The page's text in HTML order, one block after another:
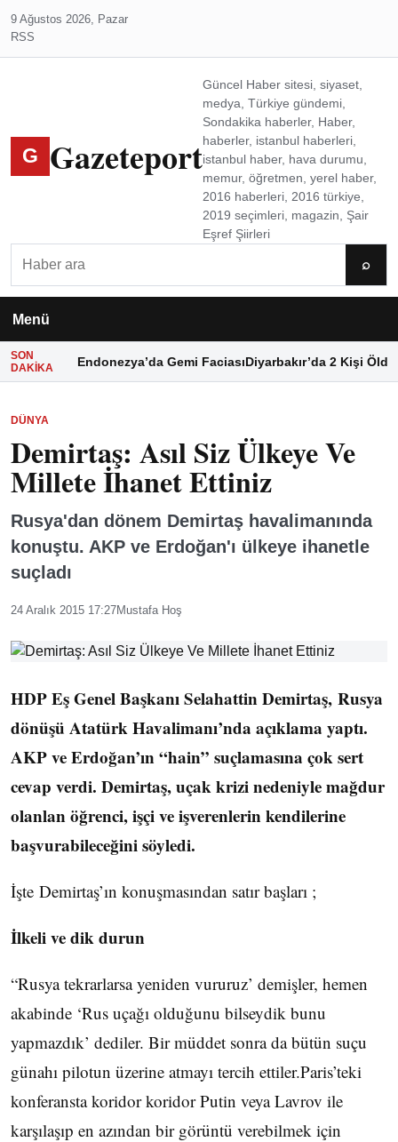
9 Ağustos 2026, Pazar
RSS
G Gazeteport
Güncel Haber sitesi, siyaset,
medya, Türkiye gündemi,
Sondakika haberler, Haber,
haberler, istanbul haberleri,
istanbul haber, hava durumu,
memur, öğretmen, yerel haber,
2016 haberleri, 2016 türkiye,
2019 seçimleri, magazin, Şair
Eşref Şiirleri
⌕
Menü
SON
DAKIKA
Endonezya’da Gemi FaciasıDiyarbakır’da 2 Kişi Öldü
DÜNYA
Demirtaş: Asıl Siz Ülkeye Ve
Millete İhanet Ettiniz
Rusya'dan dönem Demirtaş havalimanında
konuştu. AKP ve Erdoğan'ı ülkeye ihanetle
suçladı
24 Aralık 2015 17:27Mustafa Hoş
HDP Eş Genel Başkanı Selahattin Demirtaş, Rusya
dönüşü Atatürk Havalimanı’nda açıklama yaptı.
AKP ve Erdoğan’ın “hain” suçlamasına çok sert
cevap verdi. Demirtaş, uçak krizi nedeniyle mağdur
olanlan öğrenci, işçi ve işverenlerin kendilerine
başvurabileceğini söyledi.
İşte Demirtaş’ın konuşmasından satır başları ;
İlkeli ve dik durun
“Rusya tekrarlarsa yeniden vururuz’ demişler, hemen
akabinde ‘Rus uçağı olduğunu bilseydik bunu
yapmazdık’ dediler. Bir müddet sonra da bütün suçu
günahı pilotun üzerine atmayı tercih ettiler.Paris’teki
konferansta koridor koridor Putin veya Lavrov ile
karşılaşıp en azından bir görüntü verebilmek için